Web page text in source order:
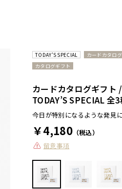
TODAY'S SPECIAL
カードカタログ
カタログギフト
カードカタログギフト /
TODAY’S SPECIAL 全
今日が特別になるような発見
￥4,180（税込）
留意事項